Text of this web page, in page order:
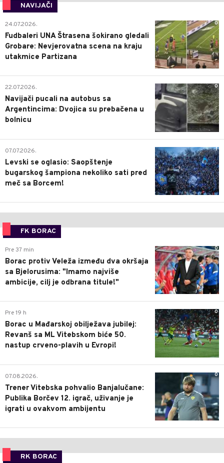
NAVIJAČI
0
24.07.2026.
Fudbaleri UNA Štrasena šokirano gledali
Grobare: Nevjerovatna scena na kraju
utakmice Partizana
0
22.07.2026.
Navijači pucali na autobus sa
Argentincima: Dvojica su prebačena u
bolnicu
1
07.07.2026.
Levski se oglasio: Saopštenje
bugarskog šampiona nekoliko sati pred
meč sa Borcem!
FK BORAC
0
Pre 37 min
Borac protiv Veleža između dva okršaja
sa Bjelorusima: "Imamo najviše
ambicije, cilj je odbrana titule!"
0
Pre 19 h
Borac u Mađarskoj obilježava jubilej:
Revanš sa ML Vitebskom biće 50.
nastup crveno-plavih u Evropi!
0
07.08.2026.
Trener Vitebska pohvalio Banjalučane:
Publika Borčev 12. igrač, uživanje je
igrati u ovakvom ambijentu
RK BORAC